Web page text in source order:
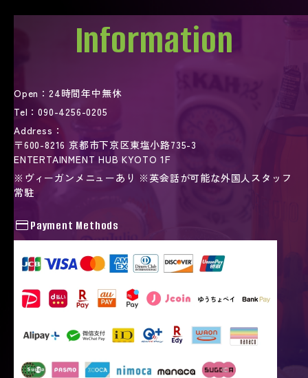
Information
Open： 24時間年中無休
Tel：090-4256-0205
Address：
〒600-8216 京都市下京区東塩小路735-3
ENTERTAINMENT HUB KYOTO 1F
※ヴィーガンメニューあり ※英会話が可能な外国人スタッフ
常駐
credit_cardPayment Methods